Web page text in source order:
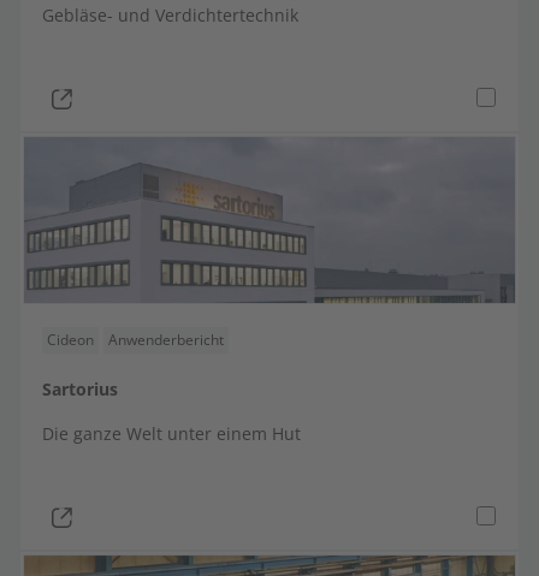
Gebläse- und Verdichtertechnik
Cideon Anwenderbericht
Sartorius
Die ganze Welt unter einem Hut